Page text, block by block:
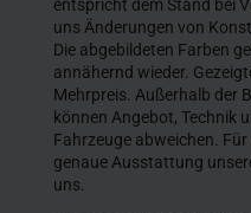
entspricht dem Stand bei
uns Änderungen von
Die abgebildeten Farben
annähernd wieder.
Mehrpreis. Außerhalb der
können Angebot, Technik
Fahrzeuge abweichen.
genaue Ausstattung
uns.